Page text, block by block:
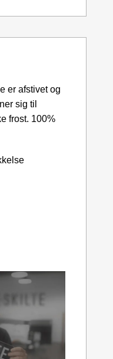
er afstivet og
sig til
frost. 100%